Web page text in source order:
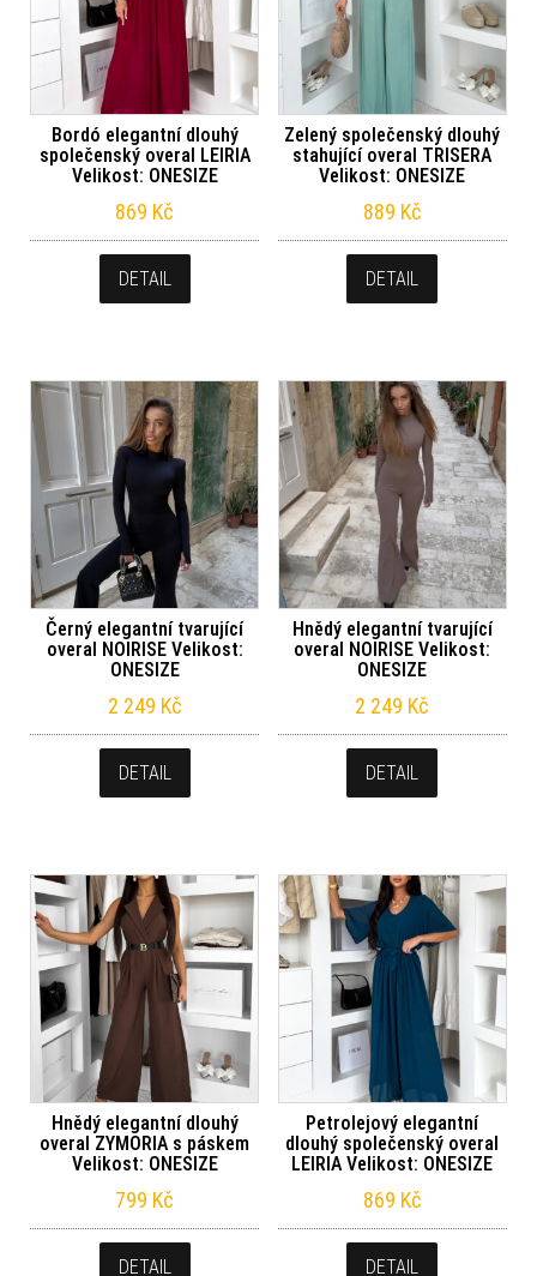
Bordó elegantní dlouhý
společenský overal LEIRIA
Velikost: ONESIZE
869 Kč
DETAIL
Zelený společenský dlouhý
stahující overal TRISERA
Velikost: ONESIZE
889 Kč
DETAIL
Černý elegantní tvarující
overal NOIRISE Velikost:
ONESIZE
2 249 Kč
DETAIL
Hnědý elegantní tvarující
overal NOIRISE Velikost:
ONESIZE
2 249 Kč
DETAIL
Hnědý elegantní dlouhý
overal ZYMORIA s páskem
Velikost: ONESIZE
799 Kč
DETAIL
Petrolejový elegantní
dlouhý společenský overal
LEIRIA Velikost: ONESIZE
869 Kč
DETAIL